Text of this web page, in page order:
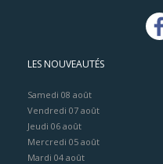
LES NOUVEAUTÉS
Samedi 08 août
Vendredi 07 août
Jeudi 06 août
Mercredi 05 août
Mardi 04 août